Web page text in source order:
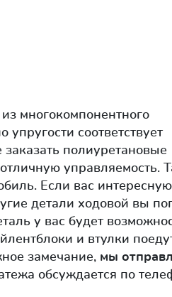
из многокомпонентного
соответствует
полиуретановые
управляемость.
Если вас
детали ходовой вы
у вас будет
и втулки
замечание, мы
обсуждается по